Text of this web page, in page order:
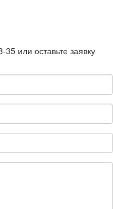
или оставьте заявку